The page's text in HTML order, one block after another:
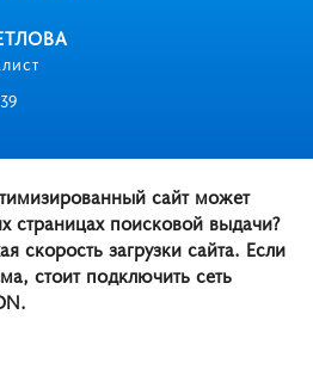
сайт может
страницах поисковой выдачи?
скорость загрузки сайта. Если
стоит подключить сеть